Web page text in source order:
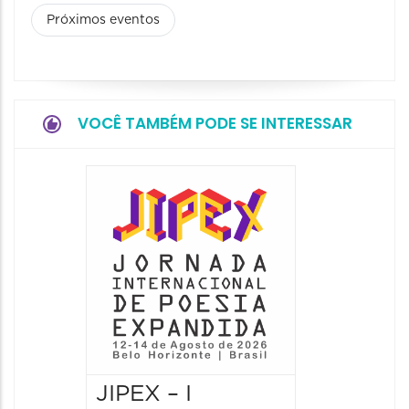
Próximos eventos
VOCÊ TAMBÉM PODE SE INTERESSAR
JIPEX – I